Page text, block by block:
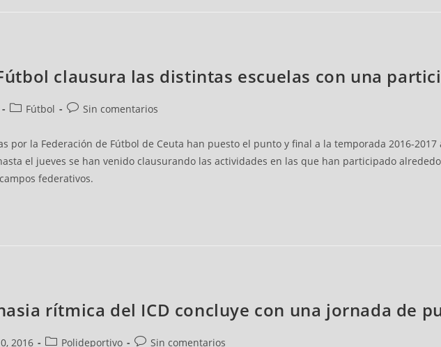
clausura las distintas escuelas con una
Fútbol Sin comentarios
por la Federación de Fútbol de Ceuta han puesto el punto y final a la temporada 2016-
el jueves se han venido clausurando las actividades en las que han participado
federativos.
rítmica del ICD concluye con una jornada de
2016 Polideportivo Sin comentarios